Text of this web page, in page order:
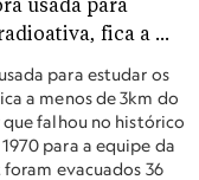
para estudar os
a menos de 3km do
falhou no histórico
para a equipe da
evacuados 36